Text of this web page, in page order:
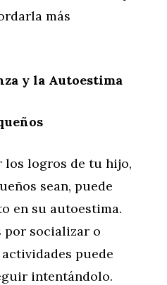
más
y la Autoestima
los logros de tu hijo,
sean, puede
en su autoestima.
por socializar o
puede
intentándolo.